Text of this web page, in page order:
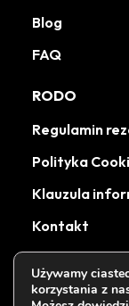
Blog
FAQ
RODO
Regulamin
Polityka
Klauzula
Kontakt
Używamy
korzystania z